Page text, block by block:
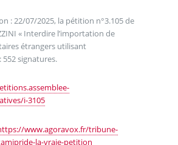
: 22/07/2025, la pétition n°3.105 de
« Interdire l’importation de
étrangers utilisant
552 signatures.
i-3105
www.agoravox.fr/tribune-
la-vraie-petition